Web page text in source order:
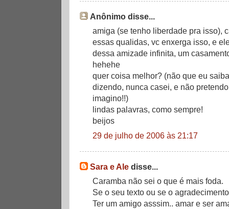
Anônimo disse...
amiga (se tenho liberdade pra isso),
essas qualidas, vc enxerga isso, e
dessa amizade infinita, um
hehehe
quer coisa melhor? (não que eu
dizendo, nunca casei, e não
imagino!!)
lindas palavras, como sempre!
beijos
29 de julho de 2006 às 21:17
Sara e Ale disse...
Caramba não sei o que é mais foda.
Se o seu texto ou se o
Ter um amigo asssim.. amar e ser